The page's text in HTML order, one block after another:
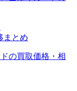
まとめ